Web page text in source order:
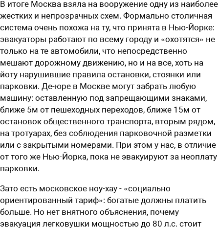
В итоге Москва взяла на вооружение одну из наиболее
жестких и непрозрачных схем. Формально столичная
система очень похожа на ту, что принята в Нью-Йорке:
эвакуаторы работают по всему городу и «охотятся» не
только на те автомобили, что непосредственно
мешают дорожному движению, но и на все, хоть на
йоту нарушившие правила остановки, стоянки или
парковки. Де-юре в Москве могут забрать любую
машину: оставленную под запрещающими знаками,
ближе 5м от пешеходных переходов, ближе 15м от
остановок общественного транспорта, вторым рядом,
на тротуарах, без соблюдения парковочной разметки
или с закрытыми номерами. При этом у нас, в отличие
от того же Нью-Йорка, пока не эвакуируют за неоплату
парковки.
Зато есть московское ноу-хау - «социально
ориентированный тариф»: богатые должны платить
больше. Но нет внятного объяснения, почему
эвакуация легковушки мощностью до 80 л.с. стоит